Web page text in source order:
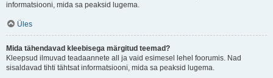
informatsiooni, mida sa peaksid lugema.
Üles
Mida tähendavad kleebisega märgitud teemad?
Kleepsud ilmuvad teadaannete all ja vaid esimesel lehel foorumis. Nad
sisaldavad tihti tähtsat informatsiooni, mida sa peaksid lugema.